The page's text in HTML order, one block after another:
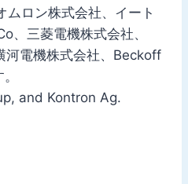
ロン株式会社、イート
、三菱電機株式会社、
電機株式会社、Beckoff
and Kontron Ag.